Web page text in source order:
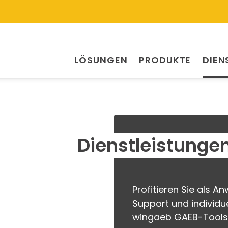
LÖSUNGEN PRODUKTE
Profitieren Sie als
Support und
wingaeb GAEB-